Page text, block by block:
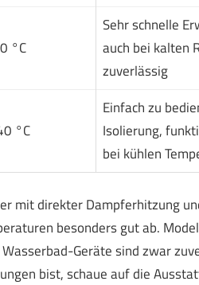
°C
Sehr schnelle
auch bei kalten
zuverlässig
°C
Einfach zu
Isolierung,
bei kühlen
mit direkter Dampferhitzung
besonders gut ab.
Geräte sind zwar
bist, schaue auf die